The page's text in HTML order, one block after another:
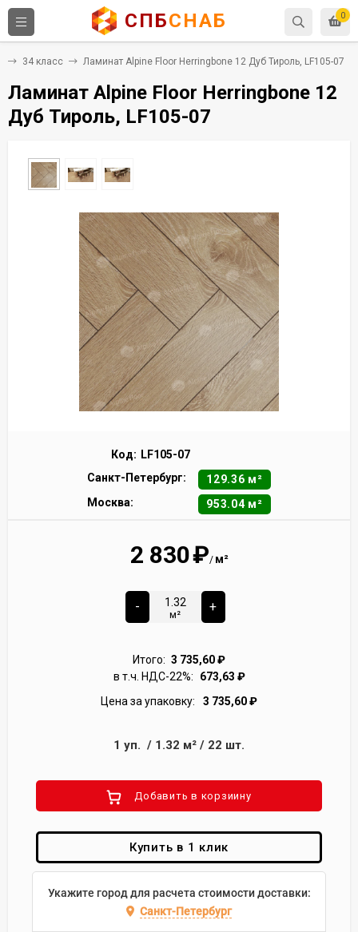
0
СПБСНАБ
34 класс Ламинат Alpine Floor Herringbone 12 Дуб Тироль, LF105-07
Ламинат Alpine Floor Herringbone 12
Дуб Тироль, LF105-07
Код: LF105-07
Санкт-Петербург:
129.36 м²
Москва:
953.04 м²
2 830₽/ м²
-
м²
+
Итого: 3 735,60₽
в т.ч. НДС-22%:
673,63 ₽
Цена за упаковку:
3 735,60₽
1 уп. / 1.32 м² / 22 шт.
Добавить в корзиину
Купить в 1 клик
Укажите город для расчета стоимости доставки:
Санкт-Петербург